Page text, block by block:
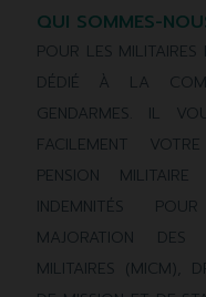
QUI SOMMES-
POUR LES
DÉDIÉ À LA
GENDARMES. IL
FACILEMENT
PENSION
INDEMNITÉS
MAJORATION DES
MILITAIRES (MICM),